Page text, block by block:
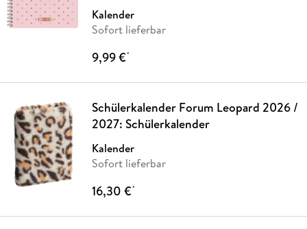
Kalender
Sofort lieferbar
9,99 €*
Schülerkalender Forum Leopard 2026 /
2027: Schülerkalender
Kalender
Sofort lieferbar
16,30 €*